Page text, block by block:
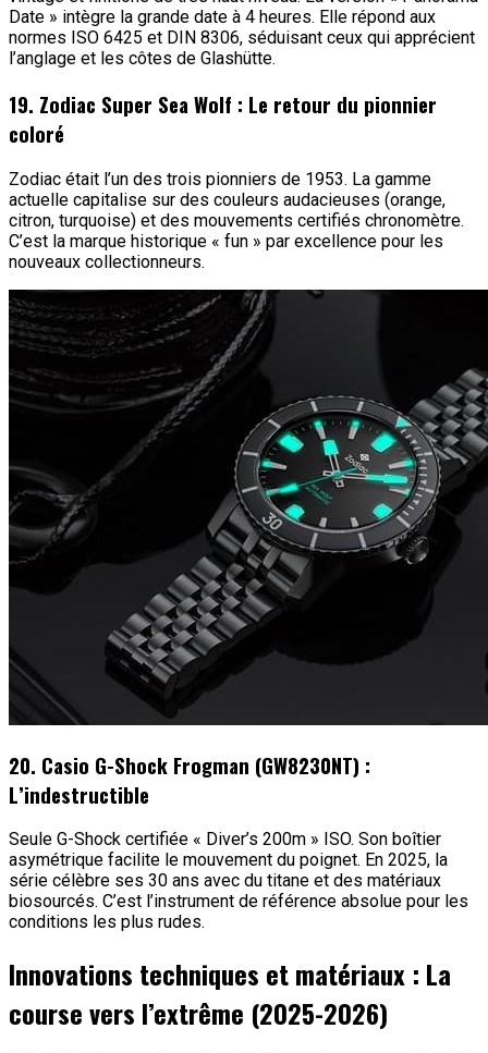
Date » intègre la grande date à 4 heures. Elle répond aux
normes ISO 6425 et DIN 8306, séduisant ceux qui apprécient
l’anglage et les côtes de Glashütte.
19. Zodiac Super Sea Wolf : Le retour du pionnier
coloré
Zodiac était l’un des trois pionniers de 1953. La gamme
actuelle capitalise sur des couleurs audacieuses (orange,
citron, turquoise) et des mouvements certifiés chronomètre.
C’est la marque historique « fun » par excellence pour les
nouveaux collectionneurs.
20. Casio G-Shock Frogman (GW8230NT) :
L’indestructible
Seule G-Shock certifiée « Diver’s 200m » ISO. Son boîtier
asymétrique facilite le mouvement du poignet. En 2025, la
série célèbre ses 30 ans avec du titane et des matériaux
biosourcés. C’est l’instrument de référence absolue pour les
conditions les plus rudes.
Innovations techniques et matériaux : La
course vers l’extrême (2025-2026)